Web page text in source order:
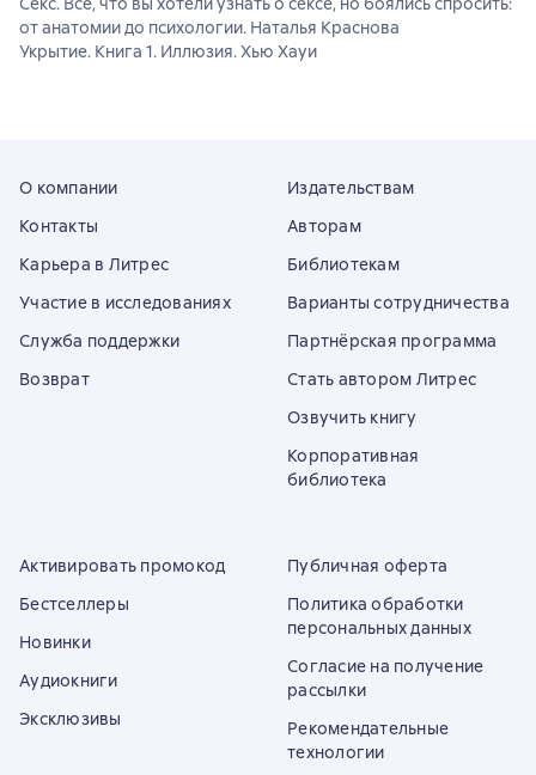
от анатомии до психологии. Наталья Краснова
Укрытие. Книга 1. Иллюзия. Хью Хауи
О компании
Контакты
Карьера в Литрес
Участие в исследованиях
Служба поддержки
Возврат
Издательствам
Авторам
Библиотекам
Варианты сотрудничества
Партнёрская программа
Стать автором Литрес
Озвучить книгу
Корпоративная
библиотека
Активировать промокод
Бестселлеры
Новинки
Аудиокниги
Эксклюзивы
Публичная оферта
Политика обработки
персональных данных
Согласие на получение
рассылки
Рекомендательные
технологии